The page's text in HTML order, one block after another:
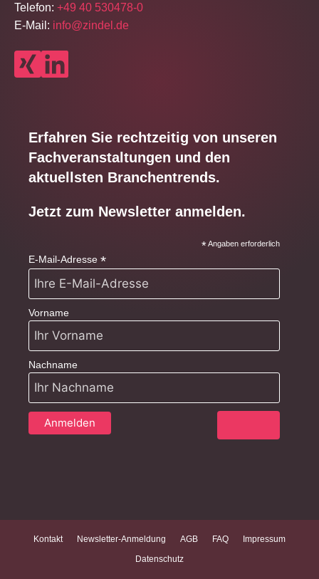
Telefon: +49 40 530478-0
E-Mail: info@zindel.de
Erfahren Sie rechtzeitig von unseren
Fachveranstaltungen und den
aktuellsten Branchentrends.
Jetzt zum Newsletter anmelden.
*Angaben erforderlich
E-Mail-Adresse *
Vorname
Nachname
Kontakt Newsletter-Anmeldung AGB FAQ
Impressum
Datenschutz